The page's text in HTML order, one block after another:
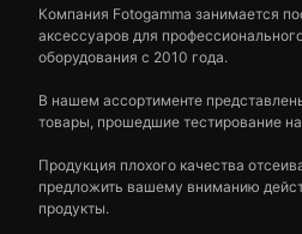
Компания Fotogamma занимается
аксессуаров для
оборудования с 2010 года.
В нашем ассортименте
товары, прошедшие тестирование
Продукция плохого качества
предложить вашему вниманию
продукты.